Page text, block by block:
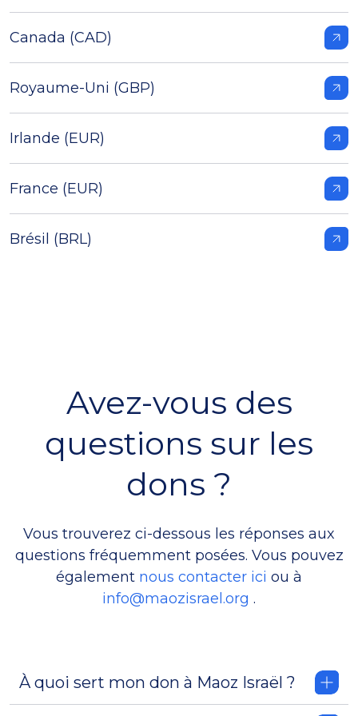
Canada (CAD)
Royaume-Uni (GBP)
Irlande (EUR)
France (EUR)
Brésil (BRL)
Avez-vous des
questions sur les
dons ?
Vous trouverez ci-dessous les réponses aux
questions fréquemment posées. Vous pouvez
également nous contacter ici ou à
info@maozisrael.org .
À quoi sert mon don à Maoz Israël ?